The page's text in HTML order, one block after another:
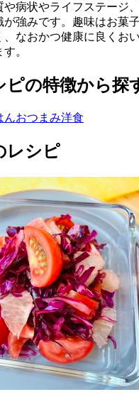
や病状やライフステージ
強みです。趣味はお菓
、なおかつ健康に良くお
。
ピの特徴から探
んおつまみ洋食
レシピ